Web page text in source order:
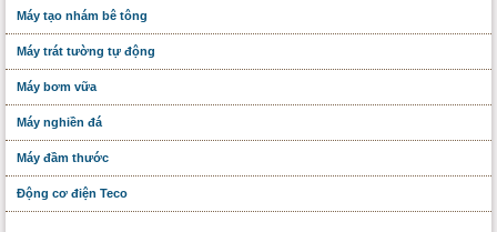
Máy tạo nhám bê tông
Máy trát tường tự động
Máy bơm vữa
Máy nghiền đá
Máy đầm thước
Động cơ điện Teco